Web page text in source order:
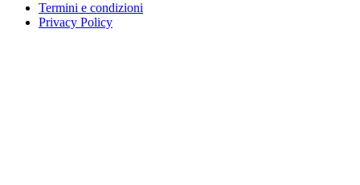
Termini e condizioni
Privacy Policy